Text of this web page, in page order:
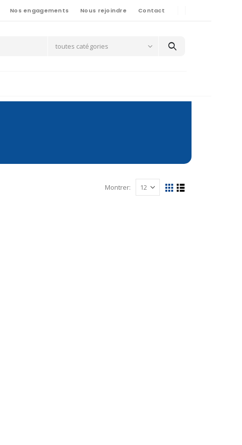
Nos engagements Nous rejoindre Contact
toutes catégories
Montrer: